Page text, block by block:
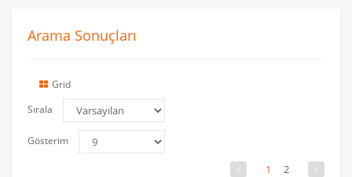
Arama Sonuçları
Grid
Sırala
Gösterim
1 2